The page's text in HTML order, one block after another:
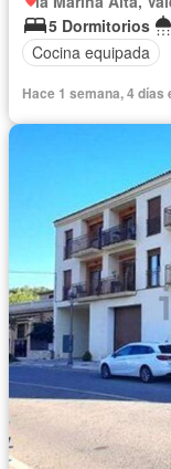
5 Dormitorios
Cocina equipada
Hace 1 semana, 4 días